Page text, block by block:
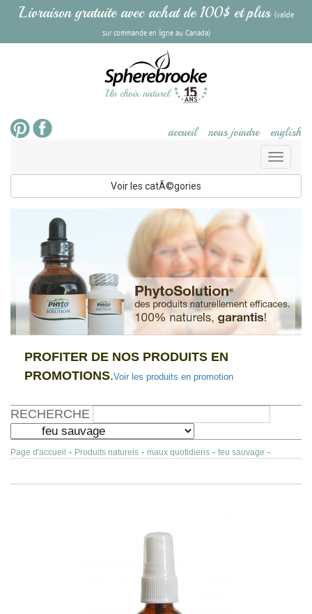
Livraison gratuite avec achat de 100$ et plus (valide
sur commande en ligne au Canada)
accueil nous joindre english
Toggle
Voir les catÃ©gories
PROFITER DE NOS PRODUITS EN
PROMOTIONS.Voir les produits en promotion
RECHERCHE
Page d'accueil - Produits naturels - maux quotidiens - feu sauvage -